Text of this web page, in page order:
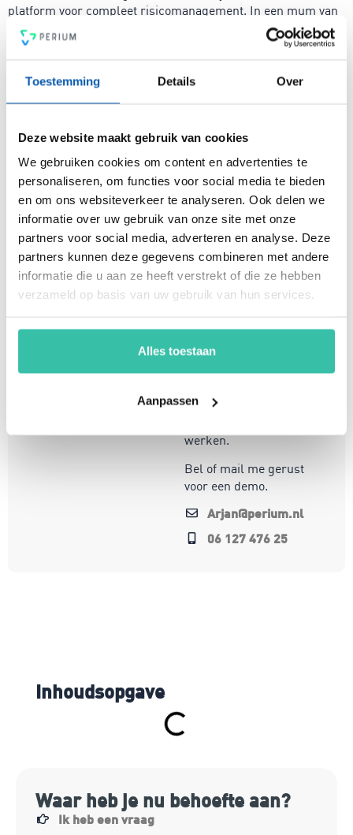
Toestemming Details Over
Deze website maakt gebruik van cookies
We gebruiken cookies om content en advertenties te
personaliseren, om functies voor social media te bieden
en om ons websiteverkeer te analyseren. Ook delen we
informatie over uw gebruik van onze site met onze
partners voor social media, adverteren en analyse. Deze
partners kunnen deze gegevens combineren met andere
informatie die u aan ze heeft verstrekt of die ze hebben
verzameld op basis van uw gebruik van hun services.
Alles toestaan
Aanpassen
platform voor compleet risicomanagement. In een mum van
tijd ben je voorzien van een intuïtief en flexibel
managementsysteem voor risicobeheersing, een krachtige
Voldoe vanaf nu aan de voor jou relevante standaarden voor
weerbaarheid van je organisatie snel, eenvoudig en
betaalbaar met hét Perium platform.
Arjan Kremer
Mede-oprichter Perium
Met een achtergrond in
risicomanagement, ICT
en een passie voor
weerbaar en compliant
te opereren in een
wereld. Mijn focus ligt
werken.
Bel of mail me gerust
voor een demo.
Arjan@perium.nl
06 127 476 25
Inhoudsopgave
Waar heb je nu behoefte aan?
Ik heb een vraag